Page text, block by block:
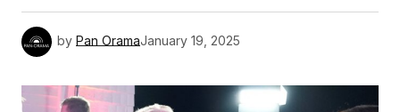
by Pan OramaJanuary 19, 2025